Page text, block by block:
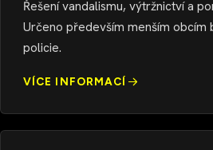
Řešení vandalismu, výtržnictví a
Určeno především menším obcím
policie.
VÍCE INFORMACÍ